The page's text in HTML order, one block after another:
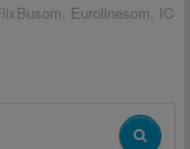
Eurolinesom, IC